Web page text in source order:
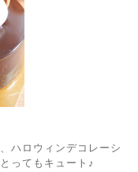
ハロウィンデコレーシ
ってもキュート♪